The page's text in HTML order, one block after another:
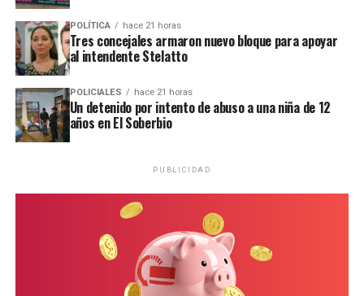
POLÍTICA hace 21 horas
Tres concejales armaron nuevo bloque para apoyar
al intendente Stelatto
POLICIALES hace 21 horas
Un detenido por intento de abuso a una niña de 12
años en El Soberbio
PUBLICIDAD